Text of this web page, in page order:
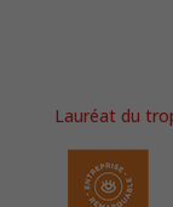
Lauréat du